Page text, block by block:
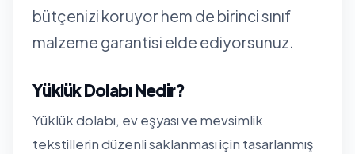
bütçenizi koruyor hem de birinci sınıf
malzeme garantisi elde ediyorsunuz.
Yüklük Dolabı Nedir?
Yüklük dolabı, ev eşyası ve mevsimlik
tekstillerin düzenli saklanması için tasarlanmış